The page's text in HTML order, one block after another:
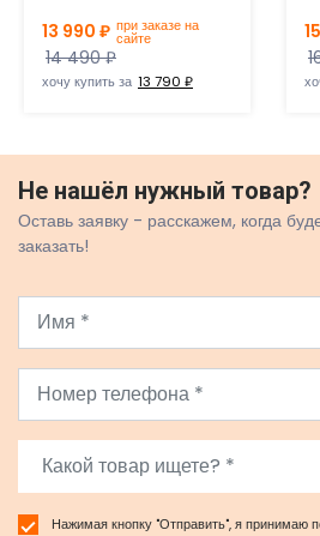
13 990 ₽ при заказе на
сайте
14 490 ₽
хочу купить за 13 790 ₽
Не нашёл нужный товар?
Оставь заявку - расскажем, когда
заказать!
Нажимая кнопку "Отправить", я принимаю